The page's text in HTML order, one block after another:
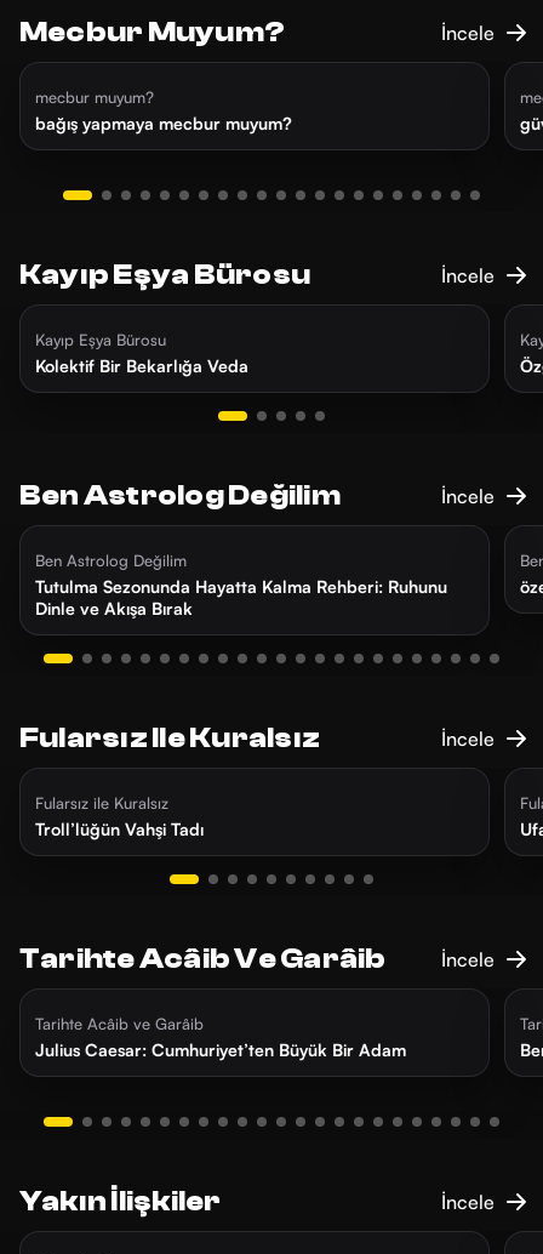
Mecbur Muyum? İncele
36 dk
5 gün önce
mecbur muyum?
bağış yapmaya mecbur muyum?
Kayıp Eşya Bürosu İncele
22 dk
1 ay önce
Kayıp Eşya Bürosu
Kolektif Bir Bekarlığa Veda
Ben Astrolog Değilim İncele
17 dk
dün
Ben Astrolog Değilim
Tutulma Sezonunda Hayatta Kalma Rehberi: Ruhunu
Dinle ve Akışa Bırak
Fularsız Ile Kuralsız İncele
27 dk
2 ay önce
Fularsız ile Kuralsız
Troll’lüğün Vahşi Tadı
Tarihte Acâib Ve Garâib İncele
28 dk
4 gün önce
Tarihte Acâib ve Garâib
Julius Caesar: Cumhuriyet’ten Büyük Bir Adam
Yakın İlişkiler İncele
47 dk
1 ay önce